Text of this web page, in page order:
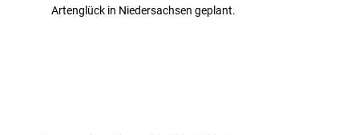
Artenglück in Niedersachsen geplant.